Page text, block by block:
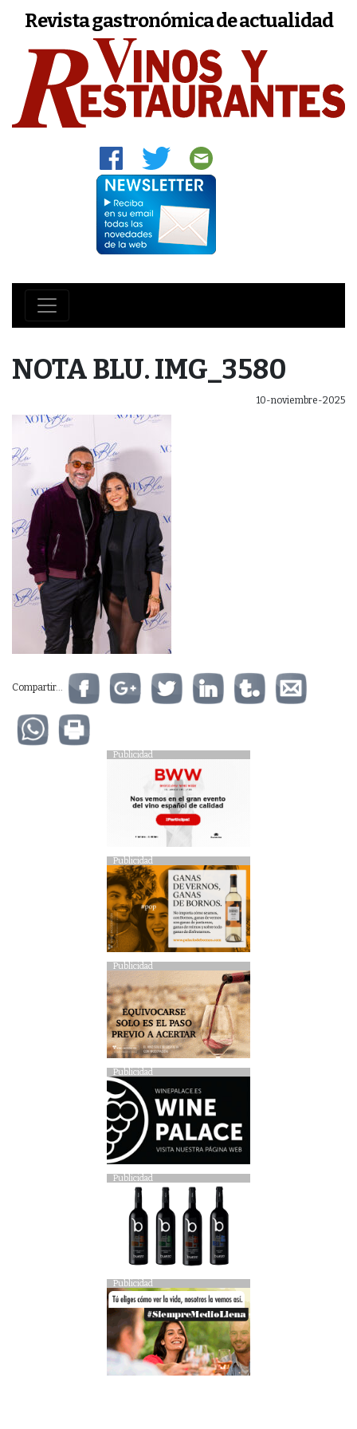
Revista gastronómica de actualidad
NOTA BLU. IMG_3580
10-noviembre-2025
Compartir...
Publicidad
Publicidad
Publicidad
Publicidad
Publicidad
Publicidad